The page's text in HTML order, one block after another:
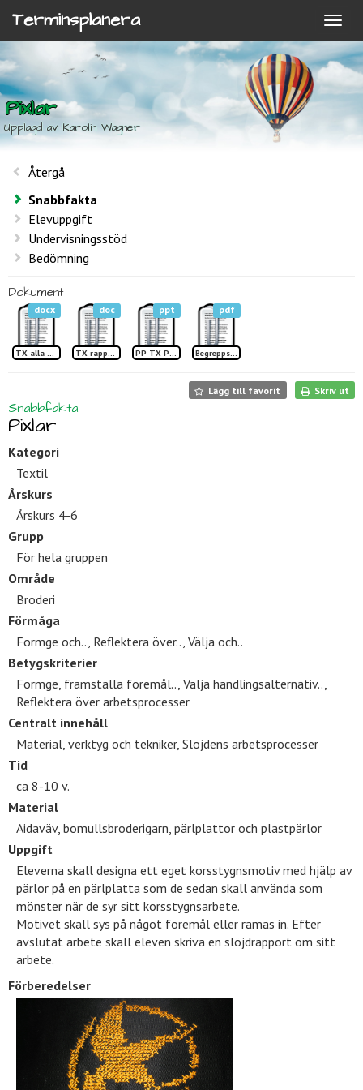
Terminsplanera
Pixlar
Upplagd av Karolin Wagner
Återgå
Snabbfakta
Elevuppgift
Undervisningsstöd
Bedömning
Dokument
docx
TX alla kan lära sig korsstygn
doc
TX rapport pixlar
ppt
PP TX Pixlar1
pdf
Begreppslista Pixlar TP
Lägg till favorit Skriv ut
Snabbfakta
Pixlar
Kategori
Textil
Årskurs
Årskurs 4-6
Grupp
För hela gruppen
Område
Broderi
Förmåga
Formge och.., Reflektera över.., Välja och..
Betygskriterier
Formge, framställa föremål.., Välja handlingsalternativ..,
Reflektera över arbetsprocesser
Centralt innehåll
Material, verktyg och tekniker, Slöjdens arbetsprocesser
Tid
ca 8-10 v.
Material
Aidaväv, bomullsbroderigarn, pärlplattor och plastpärlor
Uppgift
Eleverna skall designa ett eget korsstygnsmotiv med hjälp av
pärlor på en pärlplatta som de sedan skall använda som
mönster när de syr sitt korsstygnsarbete.
Motivet skall sys på något föremål eller ramas in. Efter
avslutat arbete skall eleven skriva en slöjdrapport om sitt
arbete.
Förberedelser